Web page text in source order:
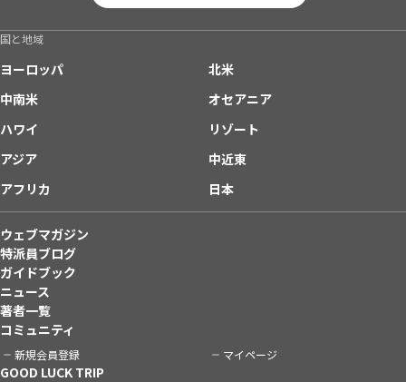
国と地域
ヨーロッパ
北米
中南米
オセアニア
ハワイ
リゾート
アジア
中近東
アフリカ
日本
ウェブマガジン
特派員ブログ
ガイドブック
ニュース
著者一覧
コミュニティ
新規会員登録 マイページ
GOOD LUCK TRIP